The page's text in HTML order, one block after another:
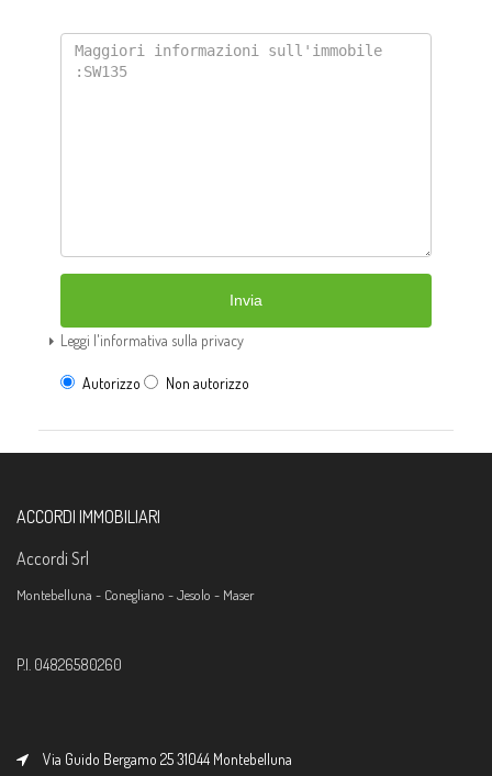
Invia
Leggi l'informativa sulla privacy
Autorizzo Non autorizzo
ACCORDI IMMOBILIARI
Accordi Srl
Montebelluna - Conegliano - Jesolo - Maser
P.I. 04826580260
Via Guido Bergamo 25 31044 Montebelluna